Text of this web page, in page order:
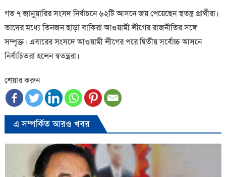
গত ৭ জানুয়ারির সংসদ নির্বাচনে ৬২টি আসনে জয় পেয়েছেন স্বতন্ত্র প্রার্থীরা।
তাদের মধ্যে তিনজন ছাড়া বাকিরা আওয়ামী লীগের রাজনীতির সঙ্গে
সম্পৃক্ত। এবারের সংসদে আওয়ামী লীগের পরে দ্বিতীয় সর্বোচ্চ আসনে
নির্বাচিতরা হলেন স্বতন্ত্ররা।
শেয়ার করুন
এ সম্পর্কিত আরও খবর